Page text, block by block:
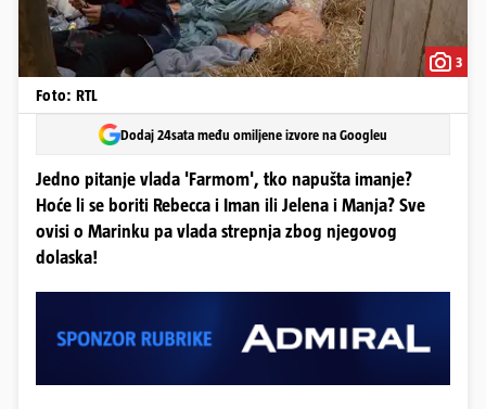
3
Foto: RTL
Dodaj 24sata među omiljene izvore na Googleu
Jedno pitanje vlada 'Farmom', tko napušta imanje?
Hoće li se boriti Rebecca i Iman ili Jelena i Manja? Sve
ovisi o Marinku pa vlada strepnja zbog njegovog
dolaska!